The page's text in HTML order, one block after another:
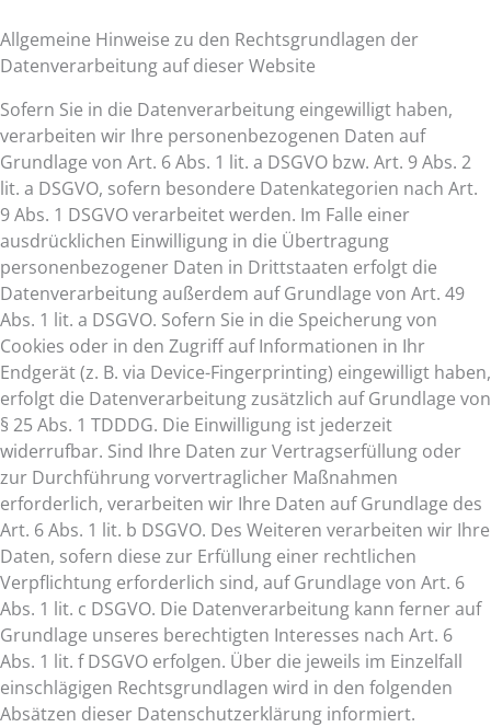
Allgemeine Hinweise zu den Rechtsgrundlagen der
Datenverarbeitung auf dieser Website
Sofern Sie in die Datenverarbeitung eingewilligt haben,
verarbeiten wir Ihre personenbezogenen Daten auf
Grundlage von Art. 6 Abs. 1 lit. a DSGVO bzw. Art. 9 Abs. 2
lit. a DSGVO, sofern besondere Datenkategorien nach Art.
9 Abs. 1 DSGVO verarbeitet werden. Im Falle einer
ausdrücklichen Einwilligung in die Übertragung
personenbezogener Daten in Drittstaaten erfolgt die
Datenverarbeitung außerdem auf Grundlage von Art. 49
Abs. 1 lit. a DSGVO. Sofern Sie in die Speicherung von
Cookies oder in den Zugriff auf Informationen in Ihr
Endgerät (z. B. via Device-Fingerprinting) eingewilligt haben,
erfolgt die Datenverarbeitung zusätzlich auf Grundlage von
§ 25 Abs. 1 TDDDG. Die Einwilligung ist jederzeit
widerrufbar. Sind Ihre Daten zur Vertragserfüllung oder
zur Durchführung vorvertraglicher Maßnahmen
erforderlich, verarbeiten wir Ihre Daten auf Grundlage des
Art. 6 Abs. 1 lit. b DSGVO. Des Weiteren verarbeiten wir Ihre
Daten, sofern diese zur Erfüllung einer rechtlichen
Verpflichtung erforderlich sind, auf Grundlage von Art. 6
Abs. 1 lit. c DSGVO. Die Datenverarbeitung kann ferner auf
Grundlage unseres berechtigten Interesses nach Art. 6
Abs. 1 lit. f DSGVO erfolgen. Über die jeweils im Einzelfall
einschlägigen Rechtsgrundlagen wird in den folgenden
Absätzen dieser Datenschutzerklärung informiert.